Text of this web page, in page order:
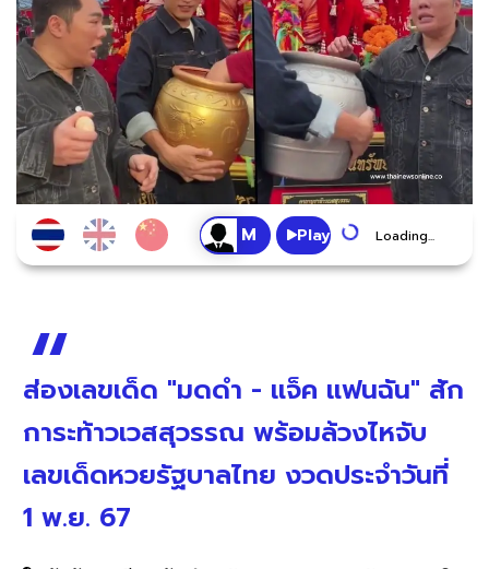
Play Loading...
ส่องเลขเด็ด "มดดำ - แจ็ค แฟนฉัน" สัก
การะท้าวเวสสุวรรณ พร้อมล้วงไหจับ
เลขเด็ดหวยรัฐบาลไทย งวดประจำวันที่
1 พ.ย. 67